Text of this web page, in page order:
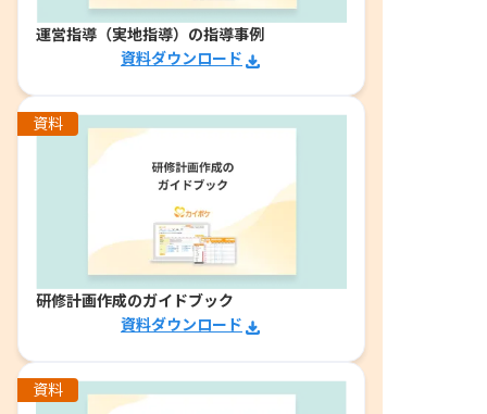
運営指導（実地指導）の指導事例
資料ダウンロード
資料
研修計画作成のガイドブック
資料ダウンロード
資料